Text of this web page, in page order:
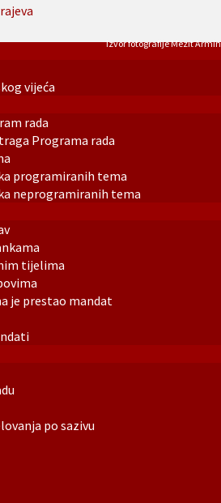
vijeća
rada
Programa rada
programiranih tema
neprogramiranih tema
tijelima
je prestao mandat
po sazivu
Izvor fotografije Mezit Armin